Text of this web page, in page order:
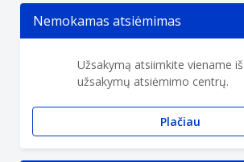
Nemokamas atsiėmimas
Užsakymą atsiimkite viename
užsakymų atsiėmimo centrų.
Plačiau